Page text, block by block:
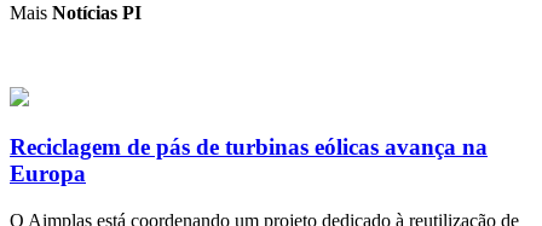
Mais Notícias PI
Reciclagem de pás de turbinas eólicas avança na
Europa
O Aimplas está coordenando um projeto dedicado à reutilização de